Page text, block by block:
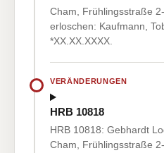
Cham, Frühlingsstraße
erloschen: Kaufmann,
*XX.XX.XXXX.
VERÄNDERUNGEN
HRB 10818
HRB 10818: Gebhardt
Cham, Frühlingsstraße